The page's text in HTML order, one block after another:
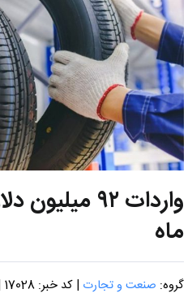
ماه
گروه: صنعت و تجارت | کد خبر: 17028 | تاریخ: ۲۲ خرداد ۱۴۰۳ - ۲۱:۳۵